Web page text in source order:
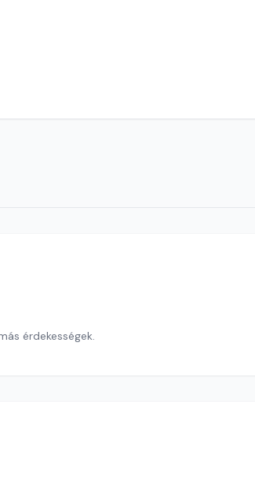
érdekességek.